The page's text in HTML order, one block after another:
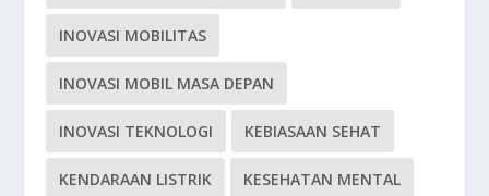
INOVASI MOBILITAS
INOVASI MOBIL MASA DEPAN
INOVASI TEKNOLOGI KEBIASAAN SEHAT
KENDARAAN LISTRIK KESEHATAN MENTAL